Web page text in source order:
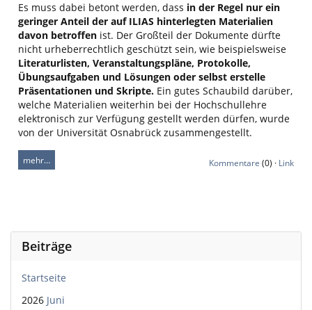
Es muss dabei betont werden, dass in der Regel nur ein
geringer Anteil der auf ILIAS hinterlegten Materialien
davon betroffen ist. Der Großteil der Dokumente dürfte
nicht urheberrechtlich geschützt sein, wie beispielsweise
Literaturlisten, Veranstaltungspläne, Protokolle,
Übungsaufgaben und Lösungen oder selbst erstelle
Präsentationen und Skripte. Ein gutes Schaubild darüber,
welche Materialien weiterhin bei der Hochschullehre
elektronisch zur Verfügung gestellt werden dürfen, wurde
von der Universität Osnabrück zusammengestellt.
mehr… Kommentare (0) · Link
Beiträge
Startseite
2026 Juni